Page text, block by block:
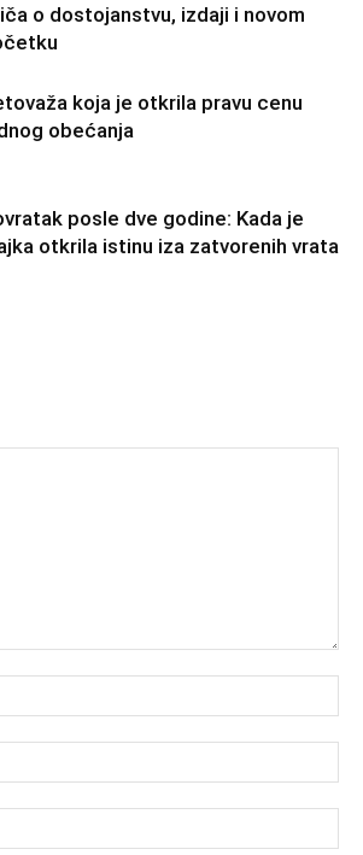
o dostojanstvu, izdaji i novom
koja je otkrila pravu cenu
obećanja
posle dve godine: Kada je
otkrila istinu iza zatvorenih vrata